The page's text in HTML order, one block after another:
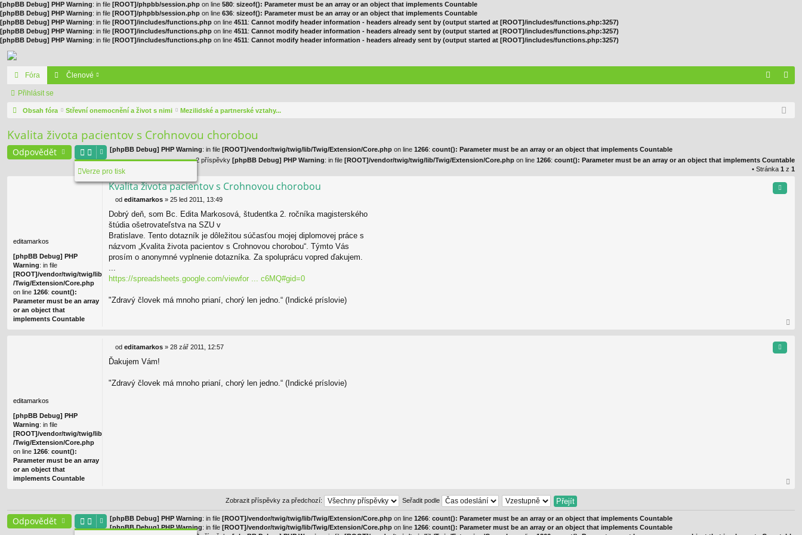
[phpBB Debug] PHP Warning: in file [ROOT]/phpbb/session.php on line 580: sizeof(): Parameter must be an array or an object that implements Countable
[phpBB Debug] PHP Warning: in file [ROOT]/phpbb/session.php on line 636: sizeof(): Parameter must be an array or an object that implements Countable
[phpBB Debug] PHP Warning: in file [ROOT]/includes/functions.php on line 4511: Cannot modify header information - headers already sent by (output started at [ROOT]/includes/functions.php:3257)
[phpBB Debug] PHP Warning: in file [ROOT]/includes/functions.php on line 4511: Cannot modify header information - headers already sent by (output started at [ROOT]/includes/functions.php:3257)
[phpBB Debug] PHP Warning: in file [ROOT]/includes/functions.php on line 4511: Cannot modify header information - headers already sent by (output started at [ROOT]/includes/functions.php:3257)
Fóra Členové
lá
Přihlásit se
Obsah fóra Střevní onemocnění a život s nimi Mezilidské a partnerské vztahy...
Kvalita života pacientov s Crohnovou chorobou
Odpovědět
Verze pro tisk
[phpBB Debug] PHP Warning: in file [ROOT]/vendor/twig/twig/lib/Twig/Extension/Core.php on line 1266: count(): Parameter must be an array or an object that implements Countable
2 příspěvky [phpBB Debug] PHP Warning: in file [ROOT]/vendor/twig/twig/lib/Twig/Extension/Core.php on line 1266: count(): Parameter must be an array or an object that implements Countable
• Stránka 1 z 1
editamarkos
[phpBB Debug] PHP
Warning: in file
[ROOT]/vendor/twig/twig/lib
/Twig/Extension/Core.php
on line 1266: count():
Parameter must be an array
or an object that
implements Countable
Kvalita života pacientov s Crohnovou chorobou Citace
ř
í
s
p
ě
v
k
od editamarkos » 25 led 2011, 13:49
Dobrý deň, som Bc. Edita Markosová, študentka 2. ročníka magisterského
štúdia ošetrovateľstva na SZU v
Bratislave. Tento dotazník je dôležitou súčasťou mojej diplomovej práce s
názvom „Kvalita života pacientov s Crohnovou chorobou“. Týmto Vás
prosím o anonymné vyplnenie dotazníka. Za spoluprácu vopred ďakujem.
...
https://spreadsheets.google.com/viewfor ... c6MQ#gid=0
"Zdravý človek má mnoho prianí, chorý len jedno.“ (Indické príslovie)
editamarkos
[phpBB Debug] PHP
Warning: in file
[ROOT]/vendor/twig/twig/lib
/Twig/Extension/Core.php
on line 1266: count():
Parameter must be an array
or an object that
implements Countable
Citace
ř
s
od editamarkos » 28 zář 2011, 12:57
Ďakujem Vám!
"Zdravý človek má mnoho prianí, chorý len jedno.“ (Indické príslovie)
u
Zobrazit příspěvky za předchozí: Seřadit podle
Odpovědět [phpBB Debug] PHP Warning: in file [ROOT]/vendor/twig/twig/lib/Twig/Extension/Core.php on line 1266: count(): Parameter must be an array or an object that implements Countable
[phpBB Debug] PHP Warning: in file [ROOT]/vendor/twig/twig/lib/Twig/Extension/Core.php on line 1266: count(): Parameter must be an array or an object that implements Countable